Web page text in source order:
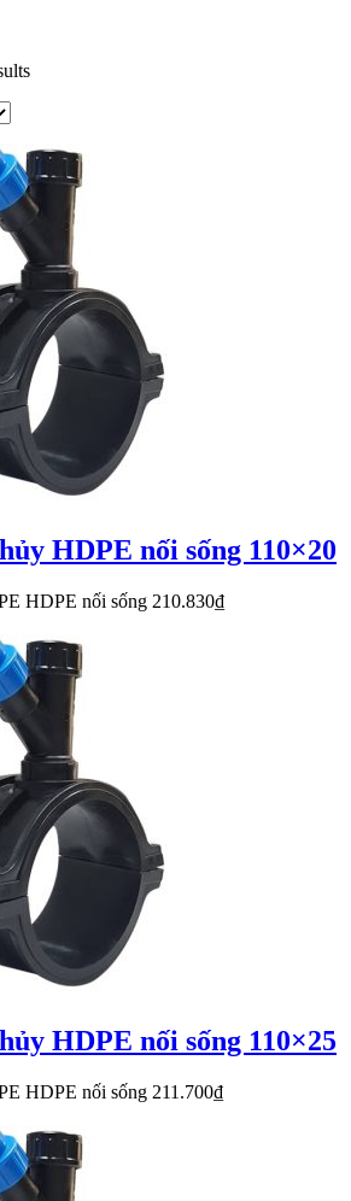
HDPE nối sống 110×20
HDPE nối sống 210.830₫
HDPE nối sống 110×25
HDPE nối sống 211.700₫